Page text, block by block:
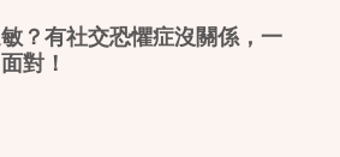
？有社交恐懼症沒關係，一
對！